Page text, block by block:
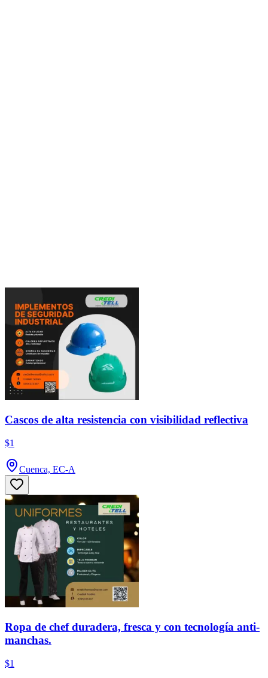
Cascos de alta resistencia con visibilidad reflectiva
$1
Cuenca, EC-A
Ropa de chef duradera, fresca y con tecnología anti-
manchas.
$1